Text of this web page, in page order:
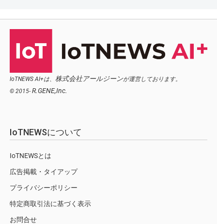
IoTNEWS AI+は、 株式会社アールジーンが運営しております。
© 2015- R.GENE,Inc.
IoTNEWSについて
IoTNEWSとは
広告掲載・タイアップ
プライバシーポリシー
特定商取引法に基づく表示
お問合せ